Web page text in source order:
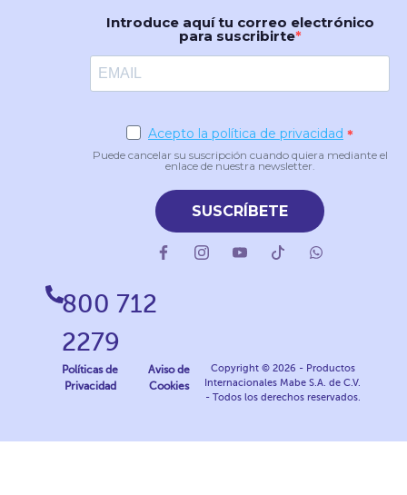
Introduce aquí tu correo electrónico
para suscribirte
Acepto la política de privacidad
Puede cancelar su suscripción cuando quiera mediante el
enlace de nuestra newsletter.
SUSCRÍBETE
800 712
2279
Políticas de
Privacidad
Aviso de
Cookies
Copyright © 2026 - Productos
Internacionales Mabe S.A. de C.V.
- Todos los derechos reservados.